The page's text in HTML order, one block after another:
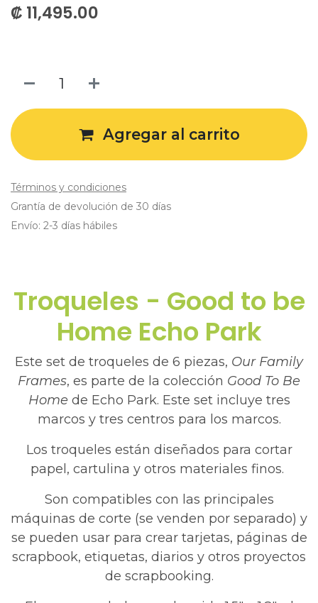
₡ 11,495.00
Agregar al carrito
Términos y condiciones
Grantía de devolución de 30 días
Envío: 2-3 días hábiles
Troqueles - Good to be
Home Echo Park​
Este set de troqueles de 6 piezas, Our Family
Frames, es parte de la colección Good To Be
Home de Echo Park. Este set incluye tres
marcos y tres centros para los marcos.
Los troqueles están diseñados para cortar
papel, cartulina y otros materiales finos.
Son compatibles con las principales
máquinas de corte (se venden por separado) y
se pueden usar para crear tarjetas, páginas de
scrapbook, etiquetas, diarios y otros proyectos
de scrapbooking.